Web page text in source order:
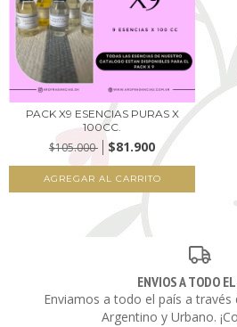
PACK X9 ESENCIAS PURAS X
100CC.
$105.000 $81.900
ENVIOS A TODO
Enviamos a todo el país a través
Argentino y Urbano.